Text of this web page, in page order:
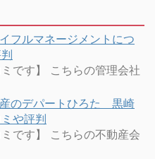
イフルマネージメントにつ
ミです】 こちらの管理会社
産のデパートひろた 黒崎
や評判
ミです】 こちらの不動産会